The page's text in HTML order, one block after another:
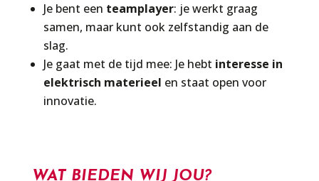
Je bent een teamplayer: je werkt graag
samen, maar kunt ook zelfstandig aan de
slag.
Je gaat met de tijd mee: Je hebt interesse in
elektrisch materieel en staat open voor
innovatie.
WAT BIEDEN WIJ JOU?